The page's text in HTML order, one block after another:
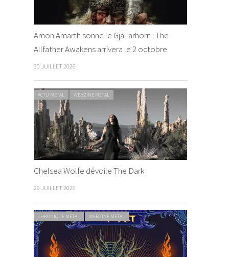
Amon Amarth sonne le Gjallarhorn : The
Allfather Awakens arrivera le 2 octobre
30 JUILLET 2026
ACTU METAL WEBZINE METAL
Chelsea Wolfe dévoile The Dark
29 JUILLET 2026
CHRONIQUE METAL WEBZINE METAL